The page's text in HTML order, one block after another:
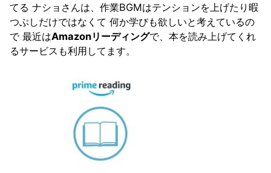
てる ナショさんは、作業BGMはテンションを上げたり暇
つぶしだけではなくて 何か学びも欲しいと考えているの
で 最近はAmazonリーディングで、本を読み上げてくれ
るサービスも利用してます。